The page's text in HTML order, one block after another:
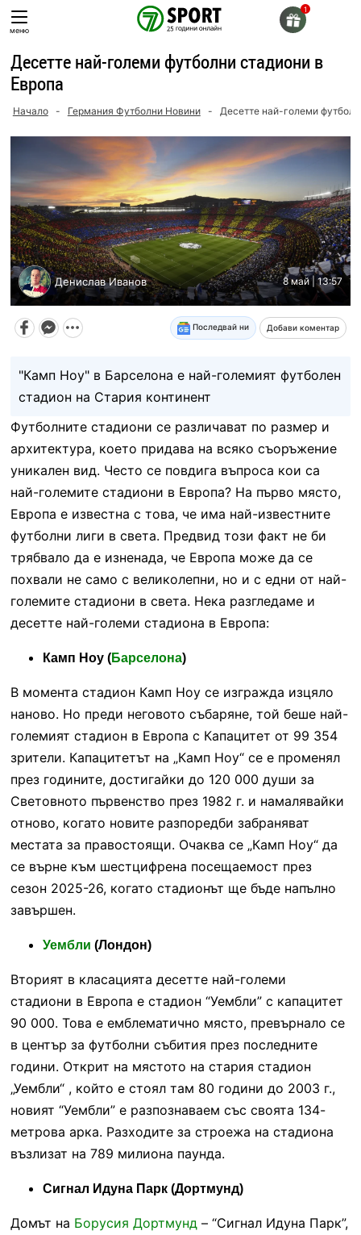
Skip
toменю
Десетте най-големи футболни стадиони в
Европа
Начало - Германия Футболни Новини - Десетте най-големи
Денислав Иванов 8 май | 13:57
Последвай ни Добави коментар
"Камп Ноу" в Барселона е най-големият футболен
стадион на Стария континент
Футболните стадиони се различават по размер и
архитектура, което придава на всяко съоръжение
уникален вид. Често се повдига въпроса кои са
най-големите стадиони в Европа? На първо място,
Европа е известна с това, че има най-известните
футболни лиги в света. Предвид този факт не би
трябвало да е изненада, че Европа може да се
похвали не само с великолепни, но и с едни от най-
големите стадиони в света. Нека разгледаме и
десетте най-големи стадиона в Европа:
Камп Ноу (Барселона)
В момента стадион Камп Ноу се изгражда изцяло
наново. Но преди неговото събаряне, той беше най-
големият стадион в Европа с Капацитет от 99 354
зрители. Капацитетът на „Камп Ноу“ се е променял
през годините, достигайки до 120 000 души за
Световното първенство през 1982 г. и намалявайки
отново, когато новите разпоредби забраняват
местата за правостоящи. Очаква се „Камп Ноу“ да
се върне към шестцифрена посещаемост през
сезон 2025-26, когато стадионът ще бъде напълно
завършен.
Уембли (Лондон)
Вторият в класацията десетте най-големи
стадиони в Европа е стадион “Уембли” с капацитет
90 000. Това е емблематично място, превърнало се
в център за футболни събития през последните
години. Открит на мястото на стария стадион
„Уембли“ , който е стоял там 80 години до 2003 г.,
новият “Уембли” е разпознаваем със своята 134-
метрова арка. Разходите за строежа на стадиона
възлизат на 789 милиона паунда.
Сигнал Идуна Парк (Дортмунд)
Домът на Борусия Дортмунд– “Сигнал Идуна Парк”,